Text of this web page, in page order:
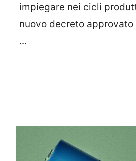
impiegare nei cicli
nuovo decreto approvato
...